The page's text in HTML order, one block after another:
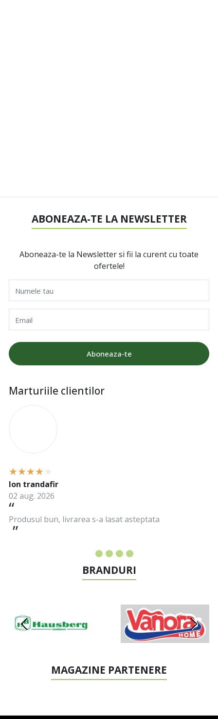
ABONEAZA-TE LA NEWSLETTER
Aboneaza-te la Newsletter si fii la curent cu toate
ofertele!
Numele tau
Email
Aboneaza-te
Marturiile clientilor
Produsul bun, livrarea s-a lasat asteptata
Ion trandafir
02 aug. 2026
BRANDURI
MAGAZINE PARTENERE